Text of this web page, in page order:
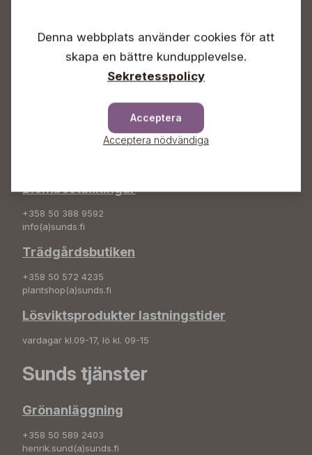
Info & växel
Sunds Trädgård Ab
Blombeställningar
+358 50 388 9592
info(a)sunds.fi
Trädgårdsbutiken
+358 50 572 4235
plantshop(a)sunds.fi
Lösviktsprodukter lastningstider
vardagar kl.09-17, lö kl. 09-15
Sunds tjänster
Grönanläggning
+358 50 589 2403
henrik.sund(a)sunds.fi
Denna webbplats använder cookies för att
skapa en bättre kundupplevelse.
Sekretesspolicy
Acceptera
Acceptera nödvändiga